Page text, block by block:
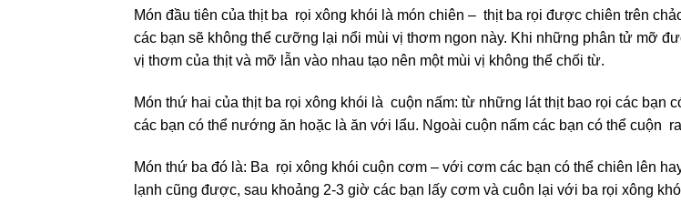
Món đầu tiên của thịt ba rọi xông khói là món chiên – thịt ba rọi được chiên trên
các bạn sẽ không thể cưỡng lại nổi mùi vị thơm ngon này. Khi những phân tử mỡ
vị thơm của thịt và mỡ lẫn vào nhau tạo nên một mùi vị không thể chối từ.
Món thứ hai của thịt ba rọi xông khói là cuộn nấm: từ những lát thịt bao rọi các bạn
các bạn có thể nướng ăn hoặc là ăn với lẩu. Ngoài cuộn nấm các bạn có thể cuộn
Món thứ ba đó là: Ba rọi xông khói cuộn cơm – với cơm các bạn có thể chiên lên
lạnh cũng được, sau khoảng 2-3 giờ các bạn lấy cơm và cuôn lại với ba rọi xông